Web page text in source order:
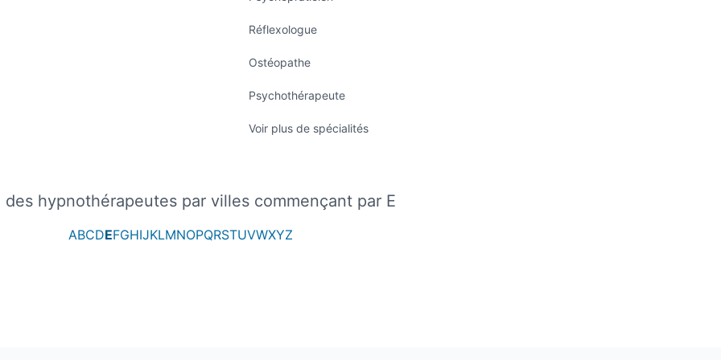
Réflexologue
Ostéopathe
Psychothérapeute
Voir plus de spécialités
des hypnothérapeutes par villes commençant par E
ABCDEFGHIJKLMNOPQRSTUVWXYZ